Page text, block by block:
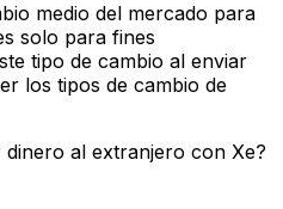
medio del mercado para
solo para fines
tipo de cambio al enviar
los tipos de cambio de
dinero al extranjero con Xe?